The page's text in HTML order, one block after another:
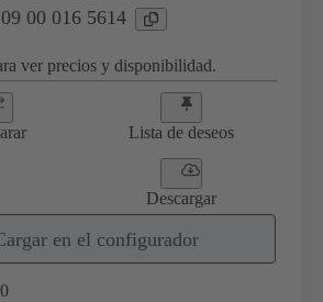
00 016 5614
ver precios y disponibilidad.
Lista de deseos
Descargar
en el configurador
0